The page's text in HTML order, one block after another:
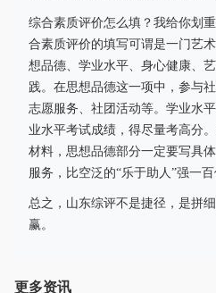
综合素质评价怎么填？我给你划
合素质评价的填写可谓是一门艺
想品德、学业水平、身心健康、
践。在思想品德这一项中，参与
志愿服务、社团活动等。学业水
业水平考试成绩，得尽量考高分
材料，思想品德部分一定要写具
服务，比空泛的“乐于助人”强一百
总之，山东综评不是捷径，是拼
赢。
更多资讯